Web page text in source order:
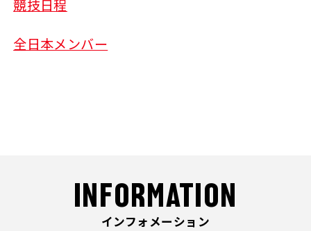
競技日程
全日本メンバー
INFORMATION
インフォメーション